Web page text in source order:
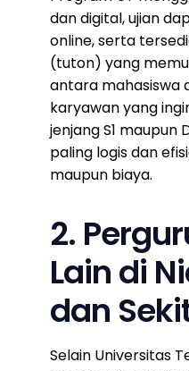
dan digital, ujian
online, serta
(tuton) yang
antara mahasiswa
karyawan yang
jenjang S1 maupun
paling logis dan
maupun biaya.
2.
Lain di
dan
Selain Universitas